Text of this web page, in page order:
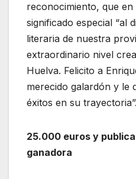
reconocimiento, que
significado especial “al
literaria de nuestra
extraordinario nivel
Huelva. Felicito a
merecido galardón y le
éxitos en su trayectoria”.
25.000 euros y
ganadora